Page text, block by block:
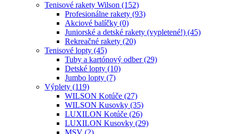
Tenisové rakety Wilson (152)
Profesionálne rakety (93)
Akciové balíčky (0)
Juniorské a detské rakety (vypletené!) (45)
Rekreačné rakety (20)
Tenisové lopty (45)
Tuby a kartónový odber (29)
Detské lopty (10)
Jumbo lopty (7)
Výplety (119)
WILSON Kotúče (27)
WILSON Kusovky (35)
LUXILON Kotúče (26)
LUXILON Kusovky (29)
MSV (2)